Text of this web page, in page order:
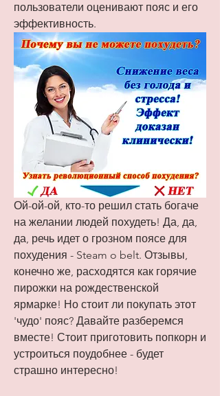
пользователи оценивают пояс и его
эффективность.
Ой-ой-ой, кто-то решил стать богаче
на желании людей похудеть! Да, да,
да, речь идет о грозном поясе для
похудения - Steam o belt. Отзывы,
конечно же, расходятся как горячие
пирожки на рождественской
ярмарке! Но стоит ли покупать этот
'чудо' пояс? Давайте разберемся
вместе! Стоит приготовить попкорн и
устроиться поудобнее - будет
страшно интересно!